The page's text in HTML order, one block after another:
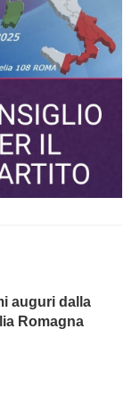
auguri dalla
Romagna